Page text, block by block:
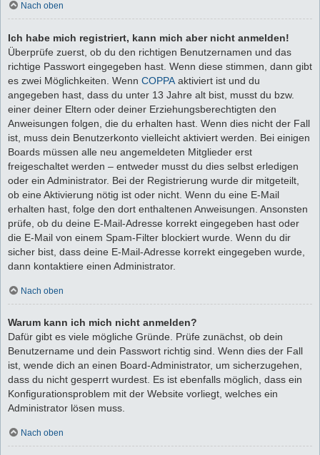
Nach oben
Ich habe mich registriert, kann mich aber nicht anmelden!
Überprüfe zuerst, ob du den richtigen Benutzernamen und das
richtige Passwort eingegeben hast. Wenn diese stimmen, dann gibt
es zwei Möglichkeiten. Wenn COPPA aktiviert ist und du
angegeben hast, dass du unter 13 Jahre alt bist, musst du bzw.
einer deiner Eltern oder deiner Erziehungsberechtigten den
Anweisungen folgen, die du erhalten hast. Wenn dies nicht der Fall
ist, muss dein Benutzerkonto vielleicht aktiviert werden. Bei einigen
Boards müssen alle neu angemeldeten Mitglieder erst
freigeschaltet werden – entweder musst du dies selbst erledigen
oder ein Administrator. Bei der Registrierung wurde dir mitgeteilt,
ob eine Aktivierung nötig ist oder nicht. Wenn du eine E-Mail
erhalten hast, folge den dort enthaltenen Anweisungen. Ansonsten
prüfe, ob du deine E-Mail-Adresse korrekt eingegeben hast oder
die E-Mail von einem Spam-Filter blockiert wurde. Wenn du dir
sicher bist, dass deine E-Mail-Adresse korrekt eingegeben wurde,
dann kontaktiere einen Administrator.
Nach oben
Warum kann ich mich nicht anmelden?
Dafür gibt es viele mögliche Gründe. Prüfe zunächst, ob dein
Benutzername und dein Passwort richtig sind. Wenn dies der Fall
ist, wende dich an einen Board-Administrator, um sicherzugehen,
dass du nicht gesperrt wurdest. Es ist ebenfalls möglich, dass ein
Konfigurationsproblem mit der Website vorliegt, welches ein
Administrator lösen muss.
Nach oben